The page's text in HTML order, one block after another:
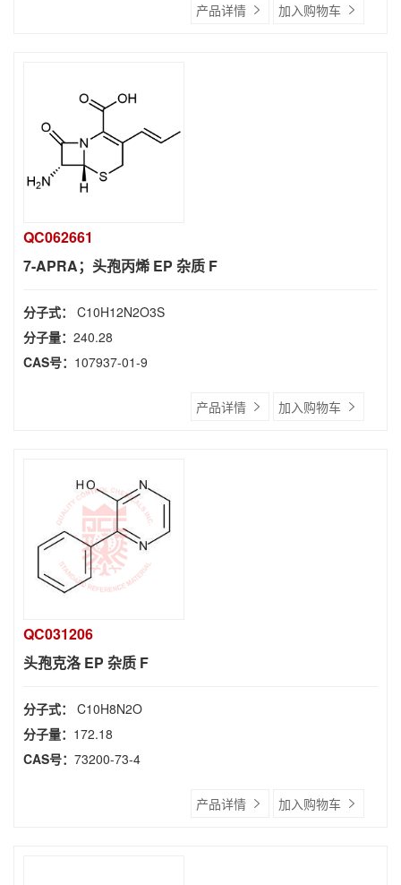
产品详情 加入购物车
QC062661
7-APRA；头孢丙烯 EP 杂质 F
分子式： C10H12N2O3S
分子量： 240.28
CAS号： 107937-01-9
产品详情 加入购物车
QC031206
头孢克洛 EP 杂质 F
分子式： C10H8N2O
分子量： 172.18
CAS号： 73200-73-4
产品详情 加入购物车